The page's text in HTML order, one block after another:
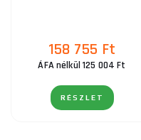
158 755 Ft
ÁFA nélkül 125 004 Ft
RÉSZLET